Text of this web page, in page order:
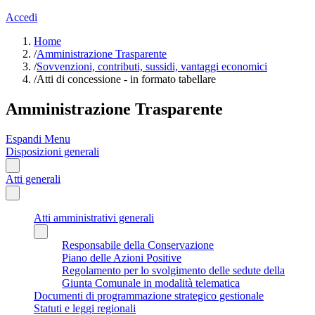
Accedi
Home
/Amministrazione Trasparente
/Sovvenzioni, contributi, sussidi, vantaggi economici
/Atti di concessione - in formato tabellare
Amministrazione Trasparente
Espandi Menu
Disposizioni generali
Atti generali
Atti amministrativi generali
Responsabile della Conservazione
Piano delle Azioni Positive
Regolamento per lo svolgimento delle sedute della
Giunta Comunale in modalità telematica
Documenti di programmazione strategico gestionale
Statuti e leggi regionali